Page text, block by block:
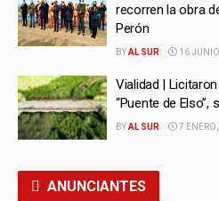
recorren la obra
Perón
BYAL SUR 16
Vialidad |
“Puente de Elso”,
BYAL SUR 7
ANUNCIANTES